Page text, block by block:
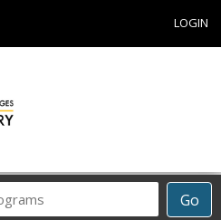
LOGIN
Go
Career